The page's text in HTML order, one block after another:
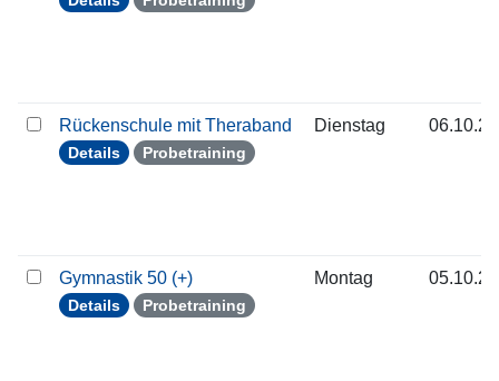
Rückenschule mit Theraband
Details Probetraining
Dienstag
Gymnastik 50 (+)
Details Probetraining
Montag